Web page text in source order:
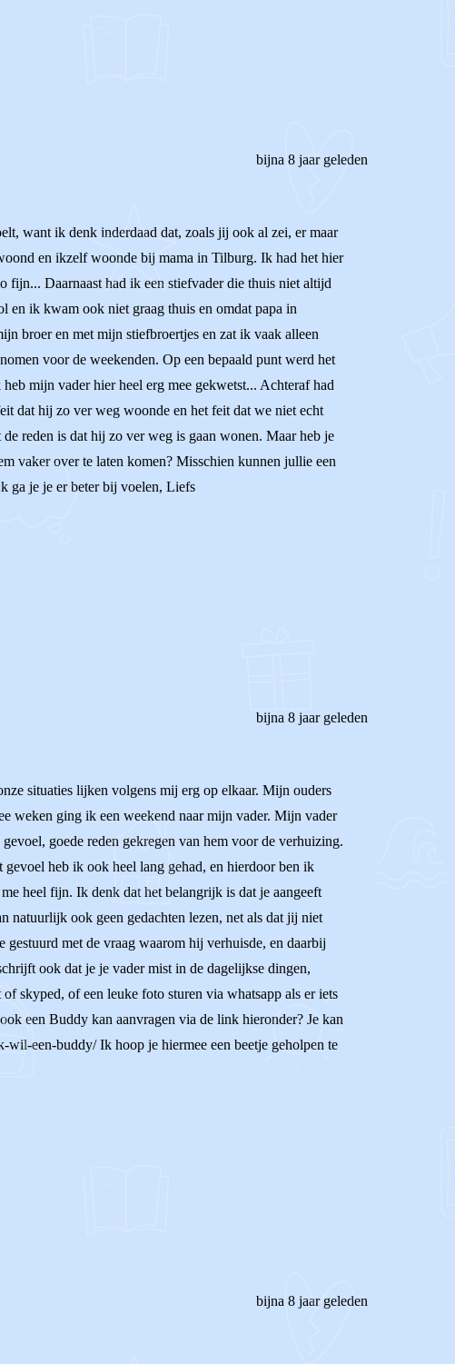
bijna 8 jaar geleden
want ik denk inderdaad dat, zoals jij ook al zei, er maar
en ikzelf woonde bij mama in Tilburg. Ik had het hier
fijn... Daarnaast had ik een stiefvader die thuis niet altijd
en ik kwam ook niet graag thuis en omdat papa in
broer en met mijn stiefbroertjes en zat ik vaak alleen
voor de weekenden. Op een bepaald punt werd het
mijn vader hier heel erg mee gekwetst... Achteraf had
dat hij zo ver weg woonde en het feit dat we niet echt
reden is dat hij zo ver weg is gaan wonen. Maar heb je
vaker over te laten komen? Misschien kunnen jullie een
ga je je er beter bij voelen, Liefs
bijna 8 jaar geleden
situaties lijken volgens mij erg op elkaar. Mijn ouders
weken ging ik een weekend naar mijn vader. Mijn vader
goede reden gekregen van hem voor de verhuizing.
heb ik ook heel lang gehad, en hierdoor ben ik
heel fijn. Ik denk dat het belangrijk is dat je aangeeft
natuurlijk ook geen gedachten lezen, net als dat jij niet
met de vraag waarom hij verhuisde, en daarbij
ook dat je je vader mist in de dagelijkse dingen,
skyped, of een leuke foto sturen via whatsapp als er iets
een Buddy kan aanvragen via de link hieronder? Je kan
een-buddy/ Ik hoop je hiermee een beetje geholpen te
bijna 8 jaar geleden